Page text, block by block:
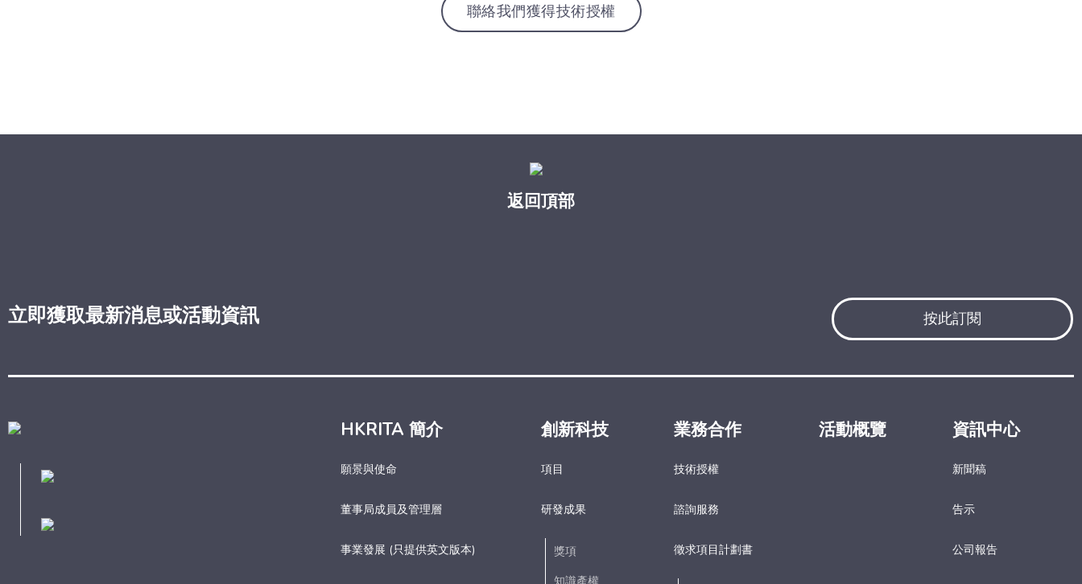
聯絡我們獲得技術授權
返回頂部
立即獲取最新消息或活動資訊 按此訂閱
HKRITA 簡介
願景與使命
董事局成員及管理層
事業發展 (只提供英文版本)
創新科技
項目
研發成果
獎項
業務合作
技術授權
諮詢服務
徵求項目計劃書
活動概覽 資訊中心
新聞稿
告示
公司報告